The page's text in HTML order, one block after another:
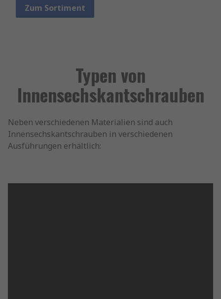
Zum Sortiment
Typen von
Innensechskantschrauben
Neben verschiedenen Materialien sind auch
Innensechskantschrauben in verschiedenen
Ausführungen erhältlich: